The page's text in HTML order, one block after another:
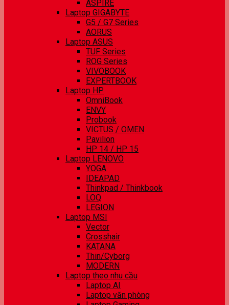
ASPIRE
Laptop GIGABYTE
G5 / G7 Series
AORUS
Laptop ASUS
TUF Series
ROG Series
VIVOBOOK
EXPERTBOOK
Laptop HP
OmniBook
ENVY
Probook
VICTUS / OMEN
Pavilion
HP 14 / HP 15
Laptop LENOVO
YOGA
IDEAPAD
Thinkpad / Thinkbook
LOQ
LEGION
Laptop MSI
Vector
Crosshair
KATANA
Thin/Cyborg
MODERN
Laptop theo nhu cầu
Laptop AI
Laptop văn phòng